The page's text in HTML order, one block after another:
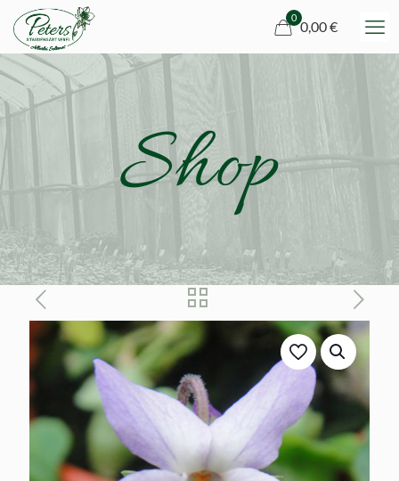
0
0,00 €
Shop